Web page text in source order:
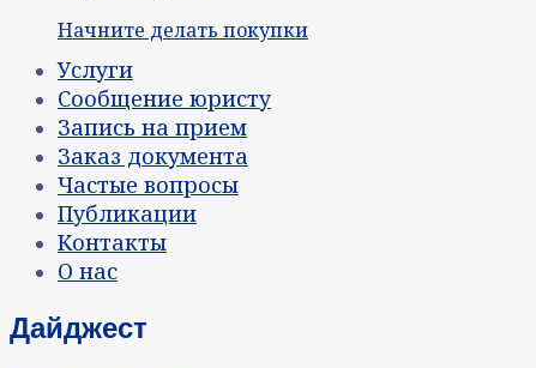
Начните делать покупки
Услуги
Сообщение юристу
Запись на прием
Заказ документа
Частые вопросы
Публикации
Контакты
О нас
Дайджест